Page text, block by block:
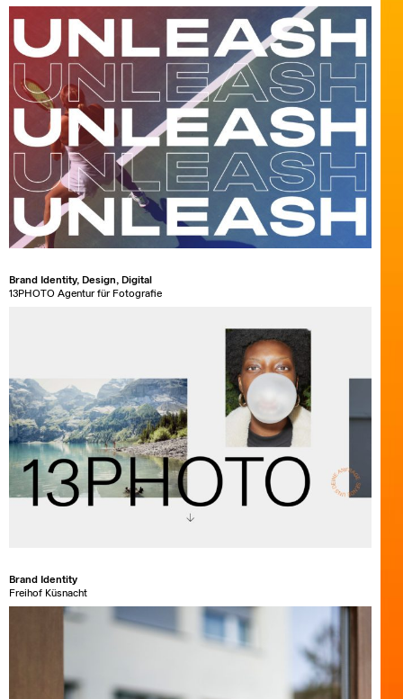
Brand Identity, Design, Digital
13PHOTO Agentur für Fotografie
Brand Identity
Freihof Küsnacht